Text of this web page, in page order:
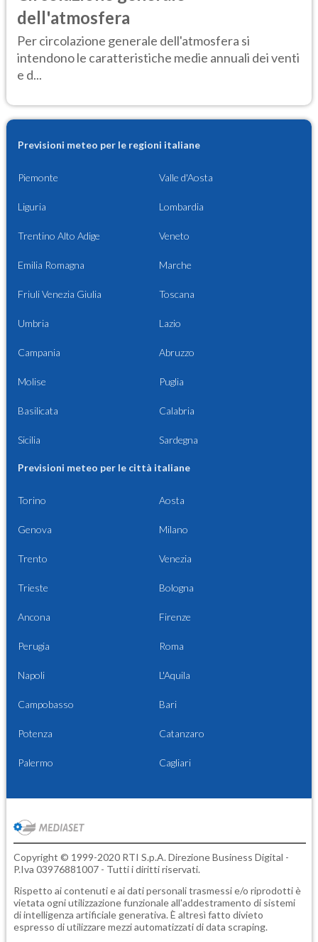
dell'atmosfera
Per circolazione generale dell'atmosfera si
intendono le caratteristiche medie annuali dei venti
e d...
Previsioni meteo per le regioni italiane
Piemonte Valle d'Aosta
Liguria Lombardia
Trentino Alto Adige Veneto
Emilia Romagna Marche
Friuli Venezia Giulia Toscana
Umbria Lazio
Campania Abruzzo
Molise Puglia
Basilicata Calabria
Sicilia Sardegna
Previsioni meteo per le città italiane
Torino Aosta
Genova Milano
Trento Venezia
Trieste Bologna
Ancona Firenze
Perugia Roma
Napoli L'Aquila
Campobasso Bari
Potenza Catanzaro
Palermo Cagliari
Copyright © 1999-2020 RTI S.p.A. Direzione Business Digital -
P.Iva 03976881007 - Tutti i diritti riservati.
Rispetto ai contenuti e ai dati personali trasmessi e/o riprodotti è
vietata ogni utilizzazione funzionale all'addestramento di sistemi
di intelligenza artificiale generativa. È altresì fatto divieto
espresso di utilizzare mezzi automatizzati di data scraping.